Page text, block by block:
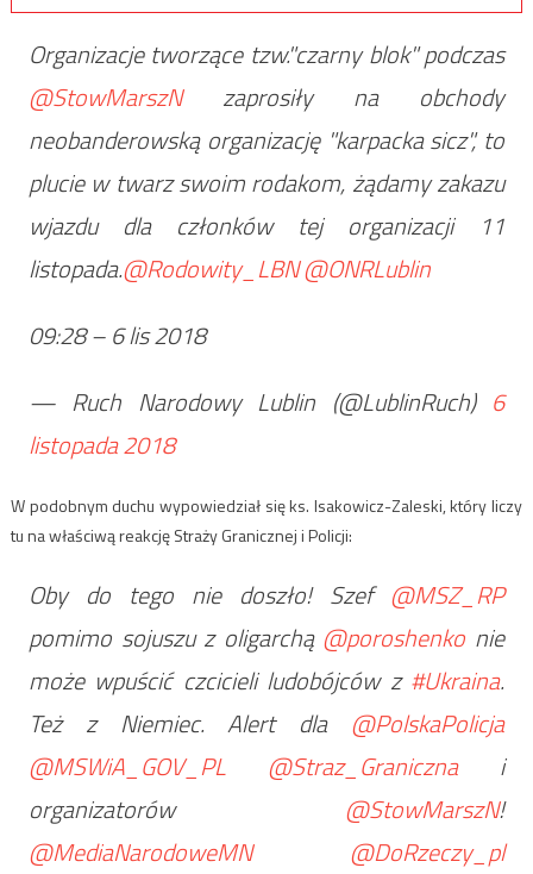
Organizacje tworzące tzw."czarny blok" podczas
@StowMarszNzaprosiły na obchody
neobanderowską organizację "karpacka sicz", to
plucie w twarz swoim rodakom, żądamy zakazu
wjazdu dla członków tej organizacji 11
listopada.@Rodowity_LBN@ONRLublin
09:28 – 6 lis 2018
— Ruch Narodowy Lublin (@LublinRuch) 6
listopada 2018
W podobnym duchu wypowiedział się ks. Isakowicz-Zaleski, który liczy
tu na właściwą reakcję Straży Granicznej i Policji:
Oby do tego nie doszło! Szef @MSZ_RP
pomimo sojuszu z oligarchą @poroshenko nie
może wpuścić czcicieli ludobójców z #Ukraina.
Też z Niemiec. Alert dla @PolskaPolicja
@MSWiA_GOV_PL
@Straz_Granicznai
organizatorów @StowMarszN!
@MediaNarodoweMN
@DoRzeczy_pl